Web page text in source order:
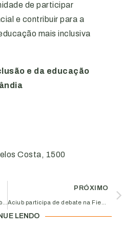
de participar
e contribuir para a
mais inclusiva
e da educação
Costa, 1500
PRÓXIMO
LENDO